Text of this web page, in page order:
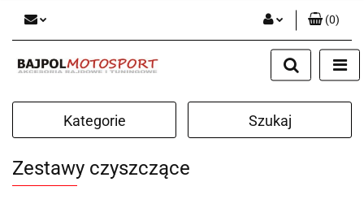
(0)
Kategorie Szukaj
Zestawy czyszczące